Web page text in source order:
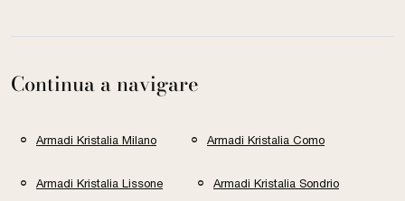
Continua a navigare
Armadi Kristalia Milano Armadi Kristalia Como
Armadi Kristalia Lissone Armadi Kristalia Sondrio